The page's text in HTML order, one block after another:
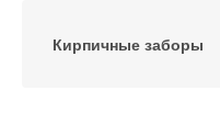
Кирпичные заборы